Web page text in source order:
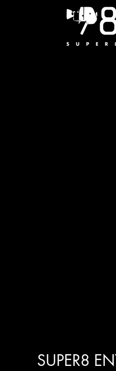
SUPER8